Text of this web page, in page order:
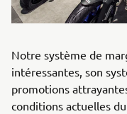
Notre système de
intéressantes, son
promotions
conditions actuelles